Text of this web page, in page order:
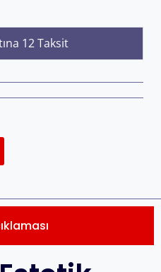
12 Taksit